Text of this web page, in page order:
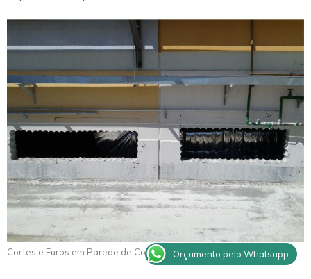
Cortes e Furos em Parede de Concreto DumontOrçamento pelo Whatsapp